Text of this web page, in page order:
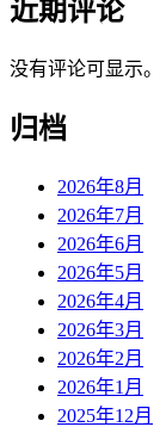
近期评论
没有评论可显示。
归档
2026年8月
2026年7月
2026年6月
2026年5月
2026年4月
2026年3月
2026年2月
2026年1月
2025年12月